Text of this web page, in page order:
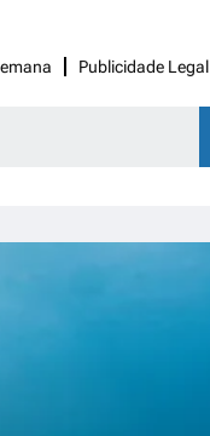
Publicidade Legal